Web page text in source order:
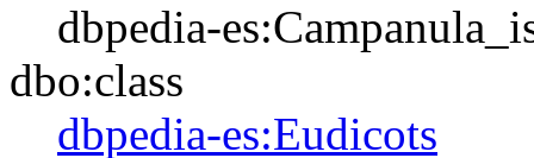
dbpedia-
dbo:class
dbpedia-es:Eudicots